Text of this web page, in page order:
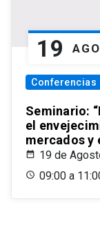
19 AGO
Conferencias
Seminario:
el
mercados y
19 de
09:00 a